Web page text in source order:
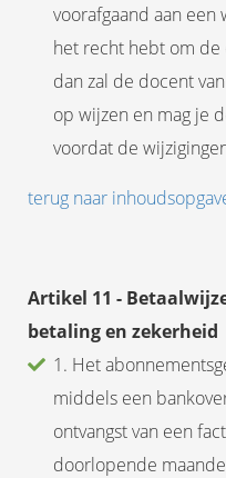
voorafgaand aan
het recht hebt om
dan zal de docent
op wijzen en mag je
voordat de
terug naar
Artikel 11 -
betaling en zekerheid
1. Het
middels een
ontvangst van een
doorlopende